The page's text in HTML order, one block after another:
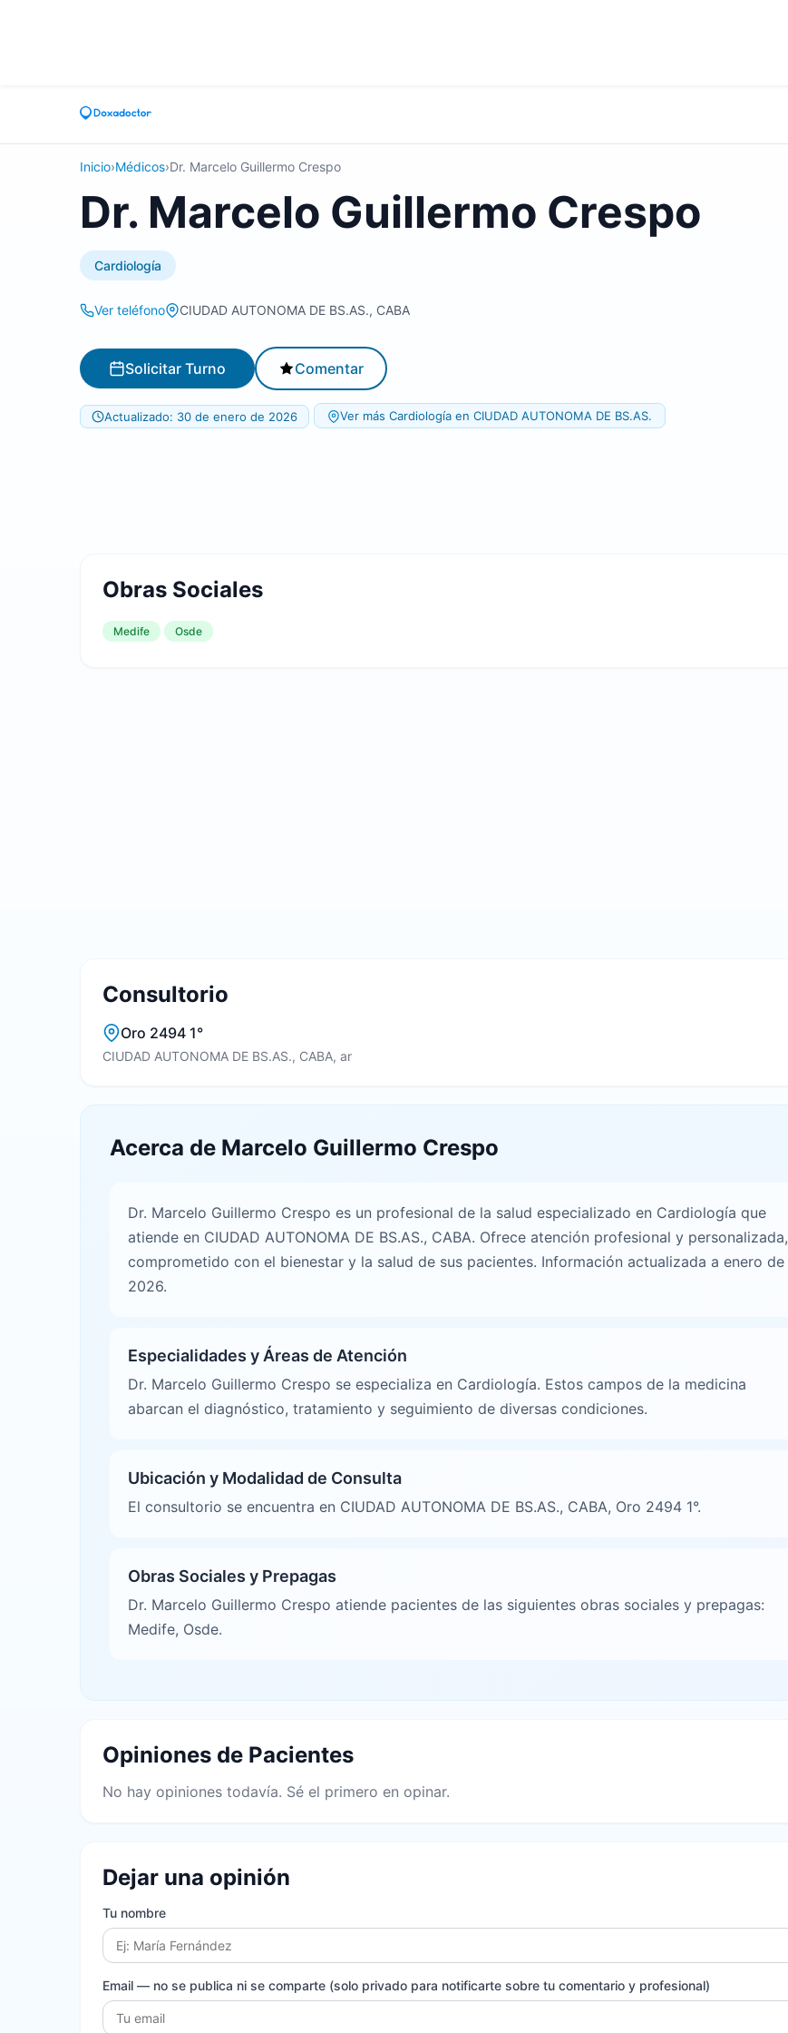
Inicio›Médicos›Dr. Marcelo Guillermo Crespo
Dr. Marcelo Guillermo Crespo
Cardiología
Ver teléfono CIUDAD AUTONOMA DE BS.AS., CABA
Solicitar Turno Comentar
Actualizado: 30 de enero de 2026 Ver más Cardiología en CIUDAD AUTONOMA DE BS.AS.
Obras Sociales
Medife Osde
Consultorio
Oro 2494 1°
CIUDAD AUTONOMA DE BS.AS., CABA, ar
Acerca de Marcelo Guillermo Crespo
Dr. Marcelo Guillermo Crespo es un profesional de la salud especializado en Cardiología que
atiende en CIUDAD AUTONOMA DE BS.AS., CABA. Ofrece atención profesional y personalizada,
comprometido con el bienestar y la salud de sus pacientes. Información actualizada a enero de
2026.
Especialidades y Áreas de Atención
Dr. Marcelo Guillermo Crespo se especializa en Cardiología. Estos campos de la medicina
abarcan el diagnóstico, tratamiento y seguimiento de diversas condiciones.
Ubicación y Modalidad de Consulta
El consultorio se encuentra en CIUDAD AUTONOMA DE BS.AS., CABA, Oro 2494 1°.
Obras Sociales y Prepagas
Dr. Marcelo Guillermo Crespo atiende pacientes de las siguientes obras sociales y prepagas:
Medife, Osde.
Opiniones de Pacientes
No hay opiniones todavía. Sé el primero en opinar.
Dejar una opinión
Tu nombre
Email — no se publica ni se comparte (solo privado para notificarte sobre tu comentario y profesional)